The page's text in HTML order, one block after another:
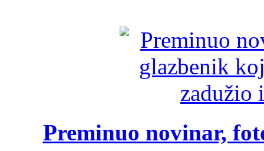
Preminuo novinar,